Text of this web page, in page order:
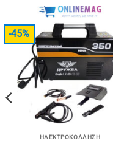
-45%
ΗΛΕΚΤΡΟΚΌΛΛΗΣΗ